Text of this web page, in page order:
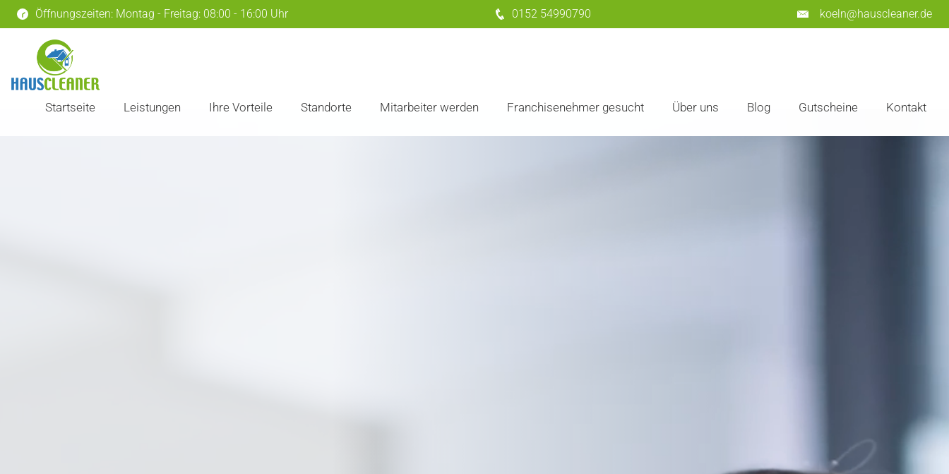
Öffnungszeiten: Montag - Freitag: 08:00 - 16:00 Uhr 0152 54990790 koeln@hauscleaner.de
Startseite Leistungen Ihre Vorteile Standorte Mitarbeiter werden Franchisenehmer gesucht Über uns Blog Gutscheine Kontakt